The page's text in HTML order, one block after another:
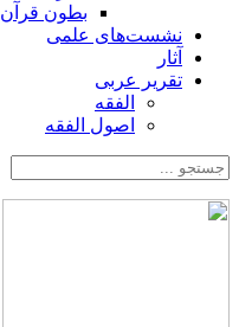
بطون قرآن
نشست‌های علمی
آثار
تقریر عربی
الفقه
اصول الفقه